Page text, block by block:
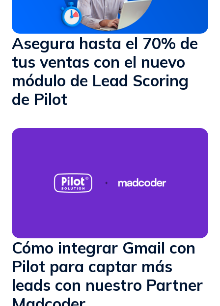
Asegura hasta el 70% de
tus ventas con el nuevo
módulo de Lead Scoring
de Pilot
Cómo integrar Gmail con
Pilot para captar más
leads con nuestro Partner